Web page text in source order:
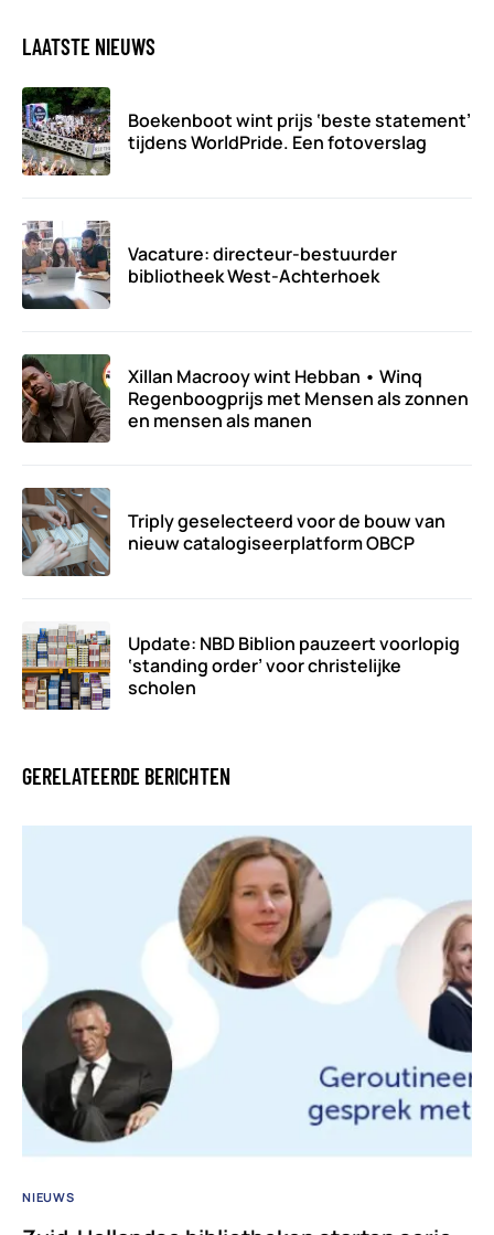
LAATSTE NIEUWS
Boekenboot wint prijs ‘beste statement’
tijdens WorldPride. Een fotoverslag
Vacature: directeur-bestuurder
bibliotheek West-Achterhoek
Xillan Macrooy wint Hebban • Winq
Regenboogprijs met Mensen als zonnen
en mensen als manen
Triply geselecteerd voor de bouw van
nieuw catalogiseerplatform OBCP
Update: NBD Biblion pauzeert voorlopig
‘standing order’ voor christelijke
scholen
GERELATEERDE BERICHTEN
NIEUWS